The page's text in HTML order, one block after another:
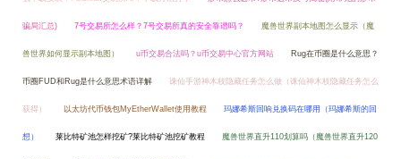
骗局汇总) 7号交易所怎么样？7号交易所真的安全靠谱吗？ 魔兽世界副本地图怎么显示（魔
兽世界如何显示副本地图） u币交易合法吗？u币交易中心官方网站 Rug在币圈是什么意思？
币圈FUD和Rug是什么意思术语详解 诛仙手游神木枝隐藏任务怎么做（诛仙神木枝隐藏任务怎么
获得） 以太坊代币钱包MyEtherWallet使用教程 玛娜希斯回响兑换码在哪用（玛娜希斯的回
想） 莱比特矿池怎样挖矿?莱比特矿池挖矿教程 魔兽世界直升110划算吗（魔兽世界直升120